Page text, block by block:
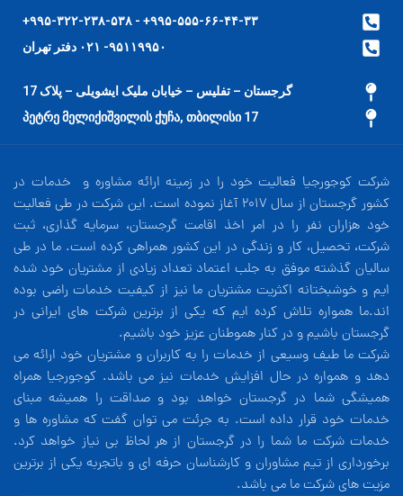
۹۹۵-۵۵۵-۶۶-۴۴-۳۳+ - ۹۹۵-۳۲۲-۲۳۸-۵۳۸+
۹۵۱۱۹۹۵۰- ۰۲۱ دفتر تهران
گرجستان – تفلیس – خیابان ملیک ایشویلی – پلاک 17
17 პეტრე მელიქიშვილის ქუჩა, თბილისი
شرکت کوجورجیا فعالیت خود را در زمینه ارائه مشاوره و خدمات در
کشور گرجستان از سال 2017 آغاز نموده است. این شرکت در طی فعالیت
خود هزاران نفر را در امر اخذ اقامت گرجستان، سرمایه گذاری، ثبت
شرکت، تحصیل، کار و زندگی در این کشور همراهی کرده است. ما در طی
سالیان گذشته موفق به جلب اعتماد تعداد زیادی از مشتریان خود شده
ایم و خوشبختانه اکثریت مشتریان ما نیز از کیفیت خدمات راضی بوده
اند.ما همواره تلاش کرده ایم که یکی از برترین شرکت های ایرانی در
گرجستان باشیم و در کنار هموطنان عزیز خود باشیم.
شرکت ما طیف وسیعی از خدمات را به کاربران و مشتریان خود ارائه می
دهد و همواره در حال افزایش خدمات نیز می باشد. کوجورجیا همراه
همیشگی شما در گرجستان خواهد بود و صداقت را همیشه مبنای
خدمات خود قرار داده است. به جرئت می توان گفت که مشاوره ها و
خدمات شرکت ما شما را در گرجستان از هر لحاظ بی نیاز خواهد کرد.
برخورداری از تیم مشاوران و کارشناسان حرفه ای و باتجربه یکی از برترین
مزیت های شرکت ما می باشد.